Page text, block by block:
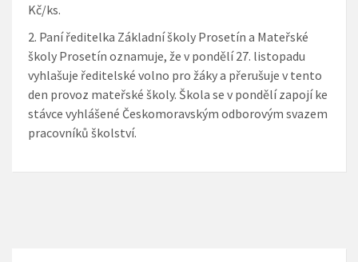
Kč/ks.
Paní ředitelka Základní školy Prosetín a Mateřské
školy Prosetín oznamuje, že v pondělí 27. listopadu
vyhlašuje ředitelské volno pro žáky a přerušuje v tento
den provoz mateřské školy. Škola se v pondělí zapojí ke
stávce vyhlášené Českomoravským odborovým svazem
pracovníků školství.